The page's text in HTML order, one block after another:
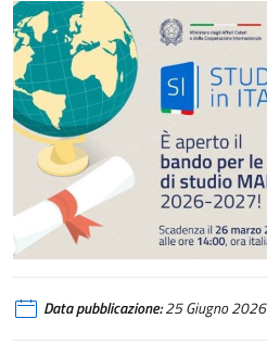
Data pubblicazione:25 Giugno 2026